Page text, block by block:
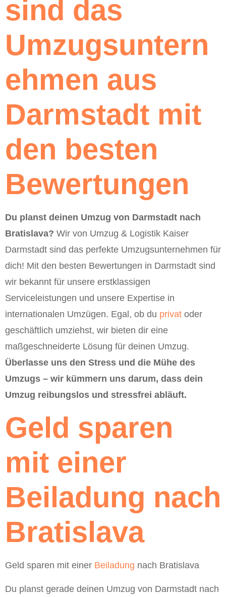
sind das
Umzugsuntern
ehmen aus
Darmstadt mit
den besten
Bewertungen
Du planst deinen Umzug von Darmstadt nach
Bratislava? Wir von Umzug & Logistik Kaiser
Darmstadt sind das perfekte Umzugsunternehmen für
dich! Mit den besten Bewertungen in Darmstadt sind
wir bekannt für unsere erstklassigen
Serviceleistungen und unsere Expertise in
internationalen Umzügen. Egal, ob du privat oder
geschäftlich umziehst, wir bieten dir eine
maßgeschneiderte Lösung für deinen Umzug.
Überlasse uns den Stress und die Mühe des
Umzugs – wir kümmern uns darum, dass dein
Umzug reibungslos und stressfrei abläuft.
Geld sparen
mit einer
Beiladung nach
Bratislava
Geld sparen mit einer Beiladung nach Bratislava
Du planst gerade deinen Umzug von Darmstadt nach